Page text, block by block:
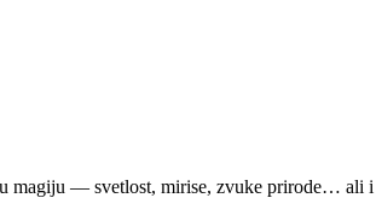
magiju — svetlost, mirise, zvuke prirode… ali